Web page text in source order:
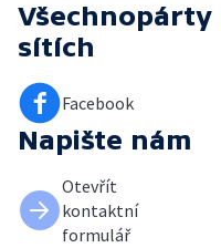
Všechnopárty
sítích
Facebook
Napište nám
Otevřít
kontaktní
formulář